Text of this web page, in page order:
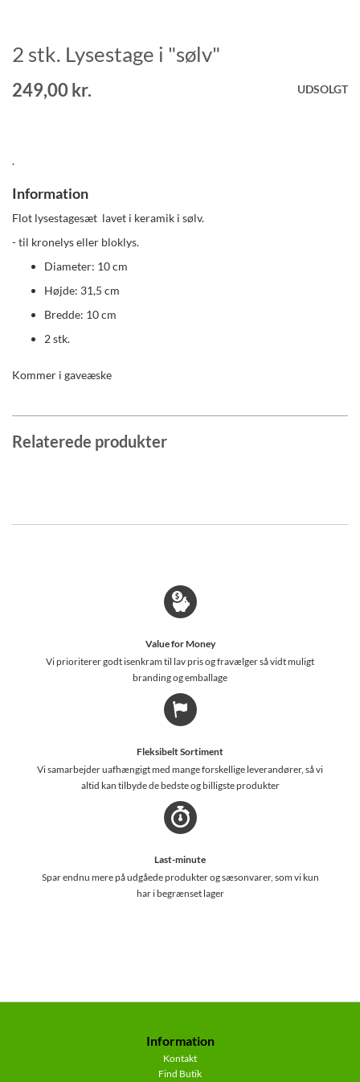
Gå
til
starten
af
2 stk. Lysestage i "sølv"
249,00 kr. UDSOLGT
.
Information
Flot lysestagesæt lavet i keramik i sølv.
- til kronelys eller bloklys.
Diameter: 10 cm
Højde: 31,5 cm
Bredde: 10 cm
2 stk.
Kommer i gaveæske
Relaterede produkter
Value for Money
Vi prioriterer godt isenkram til lav pris og fravælger så vidt muligt
branding og emballage
Fleksibelt Sortiment
Vi samarbejder uafhængigt med mange forskellige leverandører, så vi
altid kan tilbyde de bedste og billigste produkter
Last-minute
Spar endnu mere på udgåede produkter og sæsonvarer, som vi kun
har i begrænset lager
Information
Kontakt
Find Butik